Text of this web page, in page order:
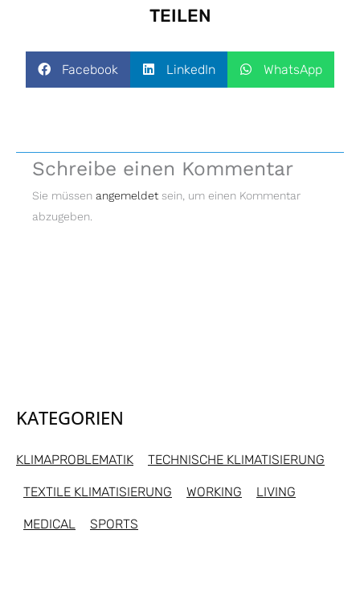
TEILEN
Facebook LinkedIn WhatsApp
Schreibe einen Kommentar
Sie müssen angemeldet sein, um einen Kommentar
abzugeben.
KATEGORIEN
KLIMAPROBLEMATIK TECHNISCHE KLIMATISIERUNG
TEXTILE KLIMATISIERUNG WORKING LIVING
MEDICAL SPORTS